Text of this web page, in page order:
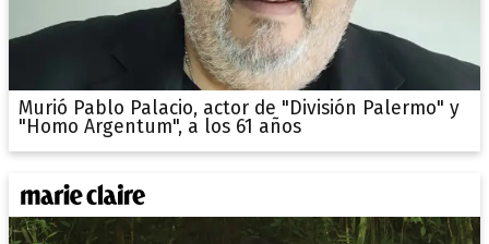
Murió Pablo Palacio, actor de "División Palermo" y
"Homo Argentum", a los 61 años